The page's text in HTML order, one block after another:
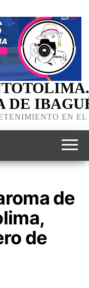
DE
EN
de
de